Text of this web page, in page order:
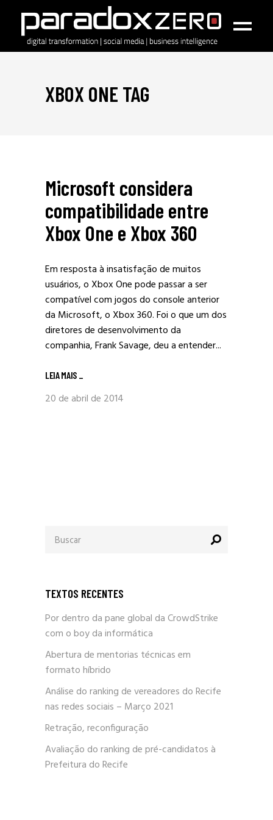
XBOX ONE TAG
Microsoft considera
compatibilidade entre
Xbox One e Xbox 360
Em resposta à insatisfação de muitos
usuários, o Xbox One pode passar a ser
compatível com jogos do console anterior
da Microsoft, o Xbox 360. Foi o que um dos
diretores de desenvolvimento da
companhia, Frank Savage, deu a entender...
LEIA MAIS _
20 de abril de 2014
por:
TEXTOS RECENTES
Por dentro da pane global da CrowdStrike
com o boy da informática
Abertura de mentorias técnicas em
formato híbrido
Análise do ranking de vereadores do Recife
nas redes sociais – Março 2021
Retração, reconfiguração
Avaliação do ranking de pré-candidatos à
Prefeitura do Recife